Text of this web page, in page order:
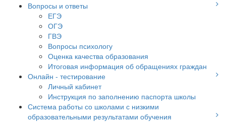
Вопросы и ответы
ЕГЭ
ОГЭ
ГВЭ
Вопросы психологу
Оценка качества образования
Итоговая информация об обращениях граждан
Онлайн - тестирование
Личный кабинет
Инструкция по заполнению паспорта школы
Система работы со школами с низкими
образовательными результатами обучения